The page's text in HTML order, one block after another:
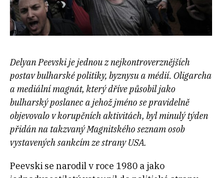
Delyan Peevski je jednou z nejkontroverznějších
postav bulharské politiky, byznysu a médií. Oligarcha
a mediální magnát, který dříve působil jako
bulharský poslanec a jehož jméno se pravidelně
objevovalo v korupčních aktivitách, byl minulý týden
přidán na takzvaný Magnitského seznam osob
vystavených sankcím ze strany USA.
Peevski se narodil v roce 1980 a jako